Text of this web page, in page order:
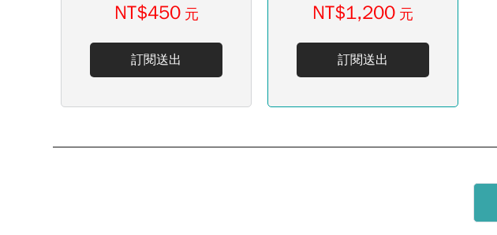
NT$450 元
訂閱送出
NT$1,200 元
訂閱送出